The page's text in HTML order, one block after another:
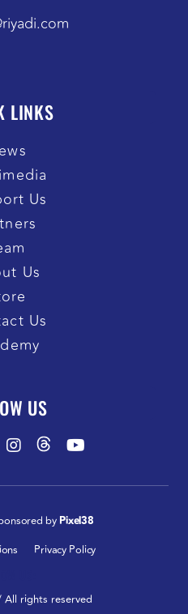
LINKS
Us
Us
Us
US
by Pixel38
Privacy Policy
rights reserved